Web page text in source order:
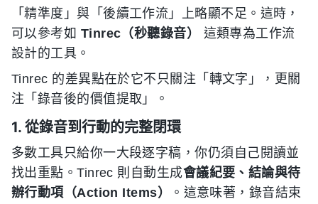
「精準度」與「後續工作流」上略顯不足。這時，
可以參考如 Tinrec（秒聽錄音）
這類專為工作流
設計的工具。
Tinrec 的差異點在於它不只關注「轉文字」，更關
注「錄音後的價值提取」。
1. 從錄音到行動的完整閉環
多數工具只給你一大段逐字稿，你仍須自己閱讀並
找出重點。Tinrec 則自動生成會議紀要、結論與待
辦行動項（Action Items）
。這意味著，錄音結束